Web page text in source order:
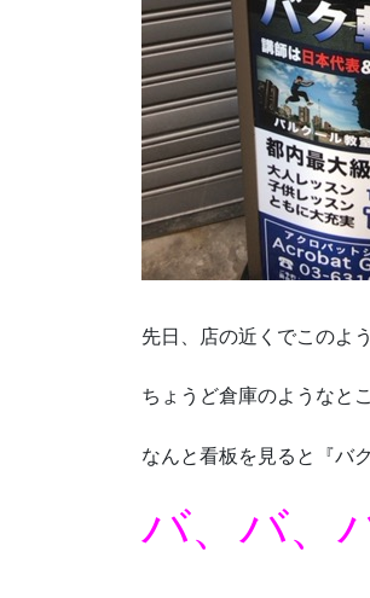
先日、店の近くでこのよ
ちょうど倉庫のようなと
なんと看板を見ると『バ
バ、バ、